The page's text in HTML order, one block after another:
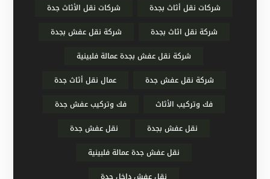
شركات نقل أثاث بجدة
شركات نقل الأثاث جدة
شركة نقل اثاث بجدة
شركة نقل عفش بجدة
شركة نقل عفش بجدة عمالة فلبينية
شركة نقل عفش جدة
عمال نقل أثاث جدة
فك وتركيب الأثاث
فك وتركيب عفش جدة
نقل عفش بجدة
نقل عفش جدة
نقل عفش جدة عمالة فلبينية